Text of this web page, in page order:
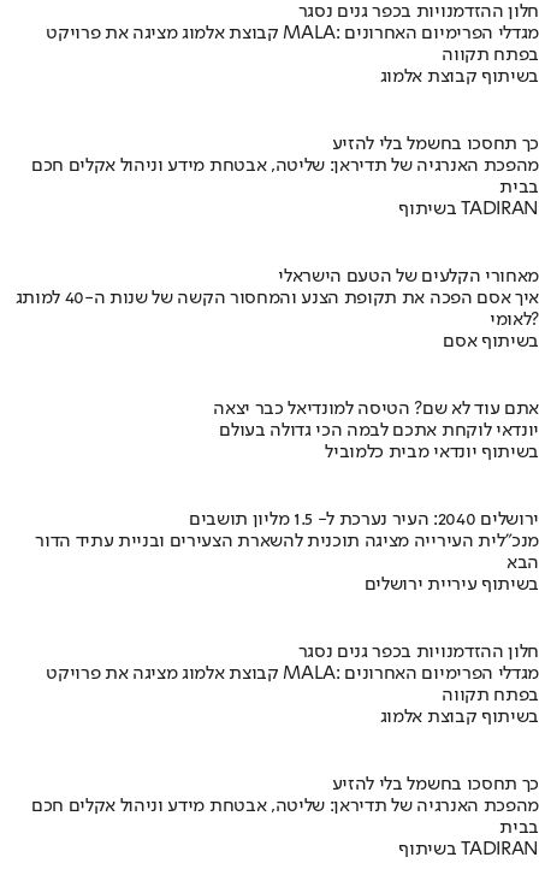
חלון ההזדמנויות בכפר גנים נסגר
קבוצת אלמוג מציגה את פרויקט MALA: מגדלי הפרימיום האחרונים
בפתח תקווה
בשיתוף קבוצת אלמוג
כך תחסכו בחשמל בלי להזיע
מהפכת האנרגיה של תדיראן: שליטה, אבטחת מידע וניהול אקלים חכם
בבית
בשיתוף TADIRAN
מאחורי הקלעים של הטעם הישראלי
איך אסם הפכה את תקופת הצנע והמחסור הקשה של שנות ה-40 למותג
לאומי?
בשיתוף אסם
אתם עוד לא שם? הטיסה למונדיאל כבר יצאה
יונדאי לוקחת אתכם לבמה הכי גדולה בעולם
בשיתוף יונדאי מבית כלמוביל
ירושלים 2040: העיר נערכת ל- 1.5 מליון תושבים
מנכ"לית העירייה מציגה תוכנית להשארת הצעירים ובניית עתיד הדור
הבא
בשיתוף עיריית ירושלים
חלון ההזדמנויות בכפר גנים נסגר
קבוצת אלמוג מציגה את פרויקט MALA: מגדלי הפרימיום האחרונים
בפתח תקווה
בשיתוף קבוצת אלמוג
כך תחסכו בחשמל בלי להזיע
מהפכת האנרגיה של תדיראן: שליטה, אבטחת מידע וניהול אקלים חכם
בבית
בשיתוף TADIRAN